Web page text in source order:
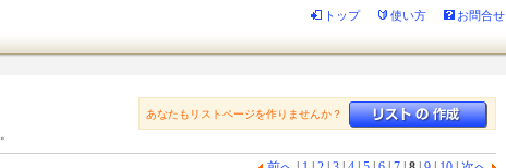
トップ 使い方 お問合せ
あなたもリストページを作りませんか？